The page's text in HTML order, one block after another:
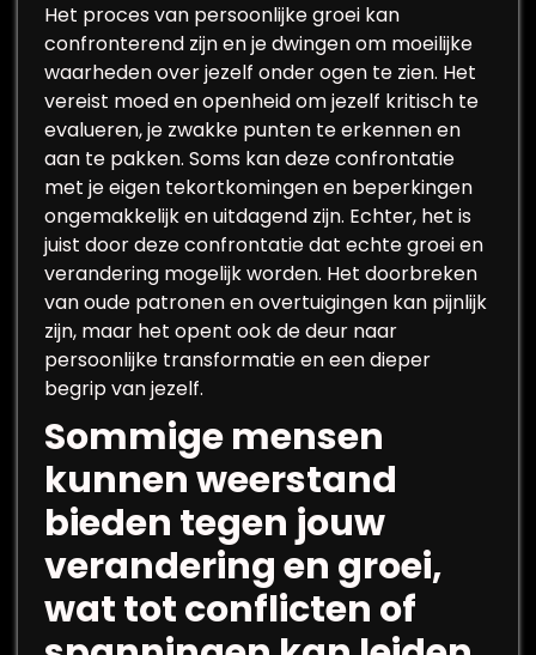
Het proces van persoonlijke groei kan
confronterend zijn en je dwingen om moeilijke
waarheden over jezelf onder ogen te zien. Het
vereist moed en openheid om jezelf kritisch te
evalueren, je zwakke punten te erkennen en
aan te pakken. Soms kan deze confrontatie
met je eigen tekortkomingen en beperkingen
ongemakkelijk en uitdagend zijn. Echter, het is
juist door deze confrontatie dat echte groei en
verandering mogelijk worden. Het doorbreken
van oude patronen en overtuigingen kan pijnlijk
zijn, maar het opent ook de deur naar
persoonlijke transformatie en een dieper
begrip van jezelf.
Sommige mensen
kunnen weerstand
bieden tegen jouw
verandering en groei,
wat tot conflicten of